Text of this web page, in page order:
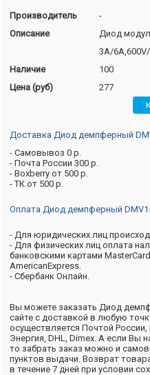
Производитель
-
Описание
Диод
3A/
Наличие
100
Цена (руб)
277
Доставка Диод демпферный
- Самовывоз 0 р.
- Почта России 300 р.
- Boxberry от 500 р.
- ТК от 500 р.
Оплата Диод демпферный
- Для юридических лиц
- Для физических лиц оплата
банковскими картами
AmericanExpress.
- Сбербанк Онлайн.
Вы можете заказать Диод
сайте с доставкой в любую
осуществляется Почтой
Энергия, DHL, Dimex. А если Вы
то забрать заказ можно и
пунктов выдачи. Возврат
в течение 7 дней при условии